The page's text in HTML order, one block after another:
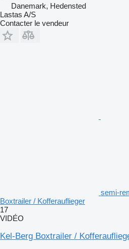
Danemark, Hedensted
Lastas A/S
Contacter le vendeur
semi-
Boxtrailer / Kofferauflieger
17
VIDÉO
Kel-Berg Boxtrailer /